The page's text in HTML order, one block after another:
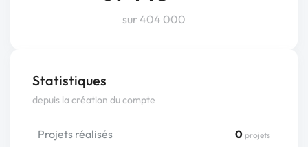
sur 404 000
Statistiques
depuis la création du compte
Projets réalisés 0 projets